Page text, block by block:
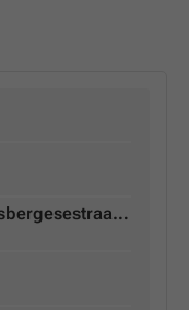
kadastraal_uittreksel_geraardsbergesestraat_91_nin-1.pdf zn.pdf